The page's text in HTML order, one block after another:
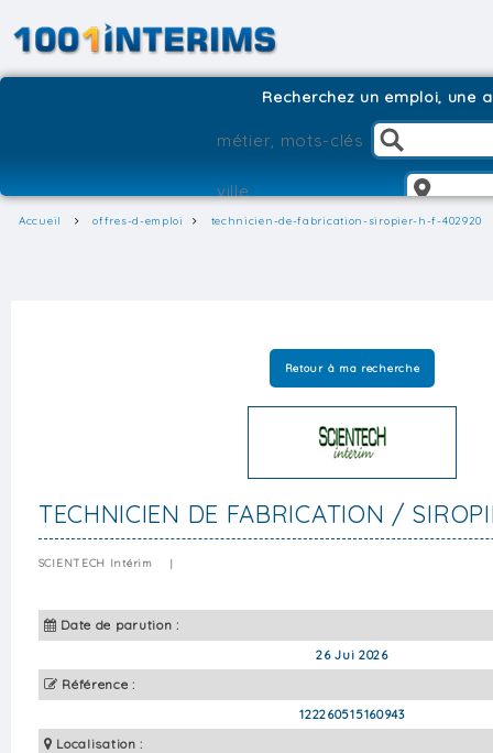
Recherchez un emploi, une
Accueil offres-d-emploi technicien-de-fabrication-siropier-h-f-402920
Retour à ma recherche
TECHNICIEN DE FABRICATION /
SCIENTECH Intérim |
Date de parution :
26 Jui 2026
Référence :
122260515160943
Localisation :